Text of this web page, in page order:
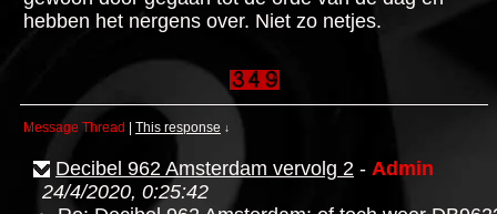
hebben het nergens over. Niet zo netjes.
Message Thread This response ↓
Decibel 962 Amsterdam vervolg 2 - Admin
24/4/2020, 0:25:42